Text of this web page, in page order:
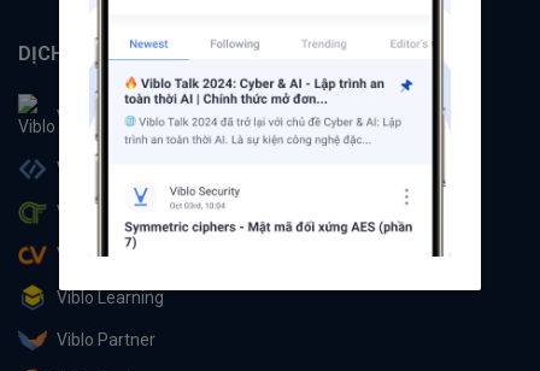
DỊCH VỤ
Viblo
Viblo Code
Viblo CTF
Viblo CV
Viblo Learning
Viblo Partner